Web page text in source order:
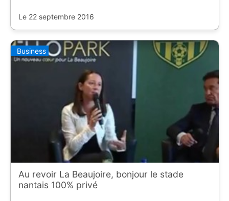
Le 22 septembre 2016
Business
Au revoir La Beaujoire, bonjour le stade
nantais 100% privé